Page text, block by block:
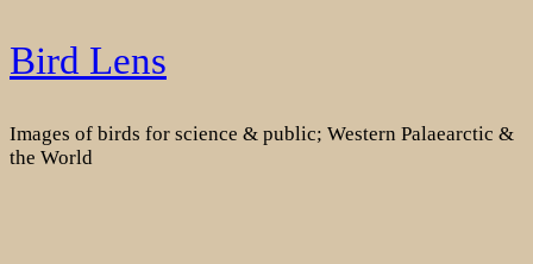
Skip
to
Bird Lens
Images of birds for science & public; Western Palaearctic &
the World